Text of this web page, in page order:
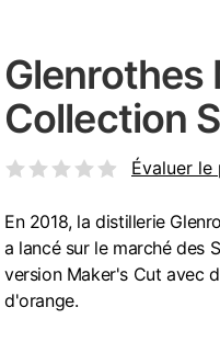
Glenrothes
Collection
Évaluer le
En 2018, la distillerie
a lancé sur le marché des
version Maker's Cut avec
d'orange.